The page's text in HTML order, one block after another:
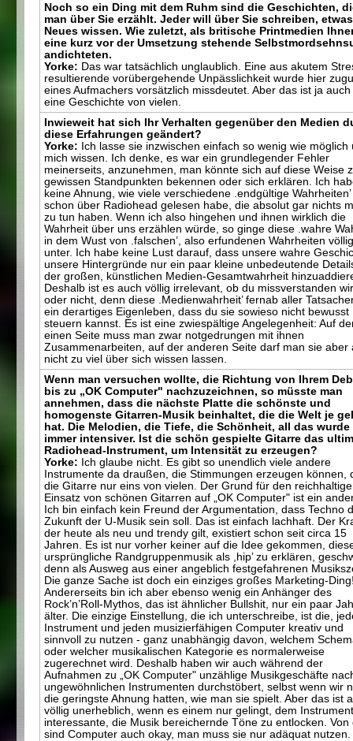
Noch so ein Ding mit dem Ruhm sind die Geschichten,
man über Sie erzählt. Jeder will über Sie schreiben, etwas
Neues wissen. Wie zuletzt, als britische Printmedien
eine kurz vor der Umsetzung stehende
andichteten.
Yorke: Das war tatsächlich unglaublich. Eine aus akutem
resultierende vorübergehende Unpässlichkeit wurde hier
eines Aufmachers vorsätzlich missdeutet. Aber das ist ja
eine Geschichte von vielen.
Inwieweit hat sich Ihr Verhalten gegenüber den Medien
diese Erfahrungen geändert?
Yorke: Ich lasse sie inzwischen einfach so wenig wie möglich
mich wissen. Ich denke, es war ein grundlegender Fehler
meinerseits, anzunehmen, man könnte sich auf diese Weise
gewissen Standpunkten bekennen oder sich erklären. Ich
keine Ahnung, wie viele verschiedene .endgültige
schon über Radiohead gelesen habe, die absolut gar nichts
zu tun haben. Wenn ich also hingehen und ihnen wirklich die
Wahrheit über uns erzählen würde, so ginge diese .wahre
in dem Wust von .falschen’, also erfundenen Wahrheiten
unter. Ich habe keine Lust darauf, dass unsere wahre
unsere Hintergründe nur ein paar kleine unbedeutende
der großen, künstlichen Medien-Gesamtwahrheit
Deshalb ist es auch völlig irrelevant, ob du missverstanden
oder nicht, denn diese .Medienwahrheit’ fernab aller
ein derartiges Eigenleben, dass du sie sowieso nicht bewusst
steuern kannst. Es ist eine zwiespältige Angelegenheit: Auf
einen Seite muss man zwar notgedrungen mit ihnen
Zusammenarbeiten, auf der anderen Seite darf man sie aber
nicht zu viel über sich wissen lassen.
Wenn man versuchen wollte, die Richtung von Ihrem
bis zu „OK Computer" nachzuzeichnen, so müsste man
annehmen, dass die nächste Platte die schönste und
homogenste Gitarren-Musik beinhaltet, die die Welt je
hat. Die Melodien, die Tiefe, die Schönheit, all das wurde
immer intensiver. Ist die schön gespielte Gitarre das
Radiohead-Instrument, um Intensität zu erzeugen?
Yorke: Ich glaube nicht. Es gibt so unendlich viele andere
Instrumente da draußen, die Stimmungen erzeugen können,
die Gitarre nur eins von vielen. Der Grund für den
Einsatz von schönen Gitarren auf „OK Computer" ist ein
Ich bin einfach kein Freund der Argumentation, dass Techno
Zukunft der U-Musik sein soll. Das ist einfach lachhaft. Der
der heute als neu und trendy gilt, existiert schon seit circa 15
Jahren. Es ist nur vorher keiner auf die Idee gekommen,
ursprüngliche Randgruppenmusik als ,hip’ zu erklären,
denn als Ausweg aus einer angeblich festgefahrenen
Die ganze Sache ist doch ein einziges großes Marketing-
Andererseits bin ich aber ebenso wenig ein Anhänger des
Rock’n’Roll-Mythos, das ist ähnlicher Bullshit, nur ein paar
älter. Die einzige Einstellung, die ich unterschreibe, ist die,
Instrument und jeden musizierfähigen Computer kreativ und
sinnvoll zu nutzen - ganz unabhängig davon, welchem
oder welcher musikalischen Kategorie es normalerweise
zugerechnet wird. Deshalb haben wir auch während der
Aufnahmen zu „OK Computer" unzählige Musikgeschäfte
ungewöhnlichen Instrumenten durchstöbert, selbst wenn wir
die geringste Ahnung hatten, wie man sie spielt. Aber das ist
völlig unerheblich, wenn es einem nur gelingt, dem
interessante, die Musik bereichernde Töne zu entlocken. Von
sind Computer auch okay, man muss sie nur adäquat nutzen.